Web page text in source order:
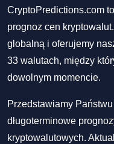
CryptoPredictions.com
prognoz cen
globalną i oferujemy
33 walutach, między
dowolnym momencie.
Przedstawiamy
długoterminowe
kryptowalutowych.